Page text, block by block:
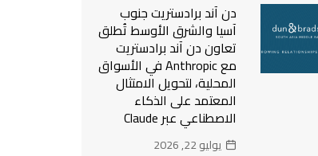
دن آند برادستريت جنوب
آسيا والشرق الأوسط تُطلق
تعاون دن آند برادستريت
مع Anthropic في الأسواق
المحلية، لتحويل الامتثال
المعتمد على الذكاء
الاصطناعي عبر Claude
يوليو 22, 2026